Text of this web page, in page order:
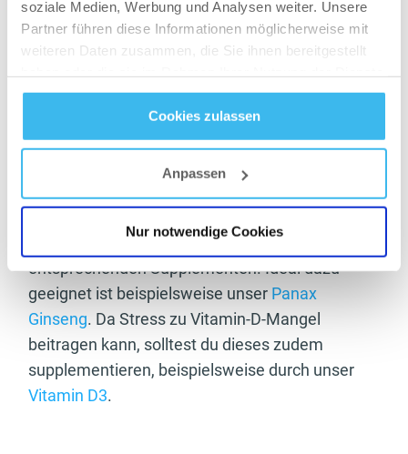
soziale Medien, Werbung und Analysen weiter. Unsere
Partner führen diese Informationen möglicherweise mit
weiteren Daten zusammen, die Sie ihnen bereitgestellt
gesammelt haben.
Datenschutz- undCookie-Richtlinien
Cookies zulassen
Anpassen
Nur notwendige Cookies
Geht es dir auch so: Zwischen Arbeit, Sport und
dem Vorbereiten gesunder Mahlzeiten bleibt dir
kaum noch Zeit, dich auch mal zu entspannen?
nicht unbedingt förderlich. Denn gerade für
deine mentale Gesundheit ist es wichtig, auch
einmal abzuschalten.
unterstütze deine Nerven mit den
entsprechenden Supplementen. Ideal dazu
geeignet ist beispielsweise unser Panax
Ginseng. Da Stress zu Vitamin-D-Mangel
beitragen kann, solltest du dieses zudem
supplementieren, beispielsweise durch unser
Vitamin D3.